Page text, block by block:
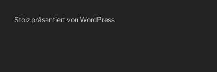
Stolz präsentiert von WordPress